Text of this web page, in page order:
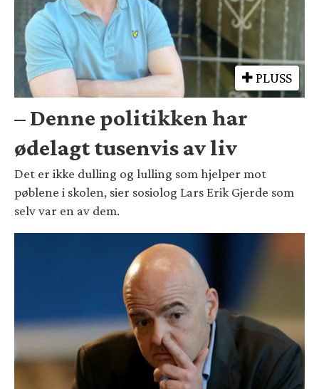
PLUSS
– Denne politikken har
ødelagt tusenvis av liv
Det er ikke dulling og lulling som hjelper mot
pøblene i skolen, sier sosiolog Lars Erik Gjerde som
selv var en av dem.